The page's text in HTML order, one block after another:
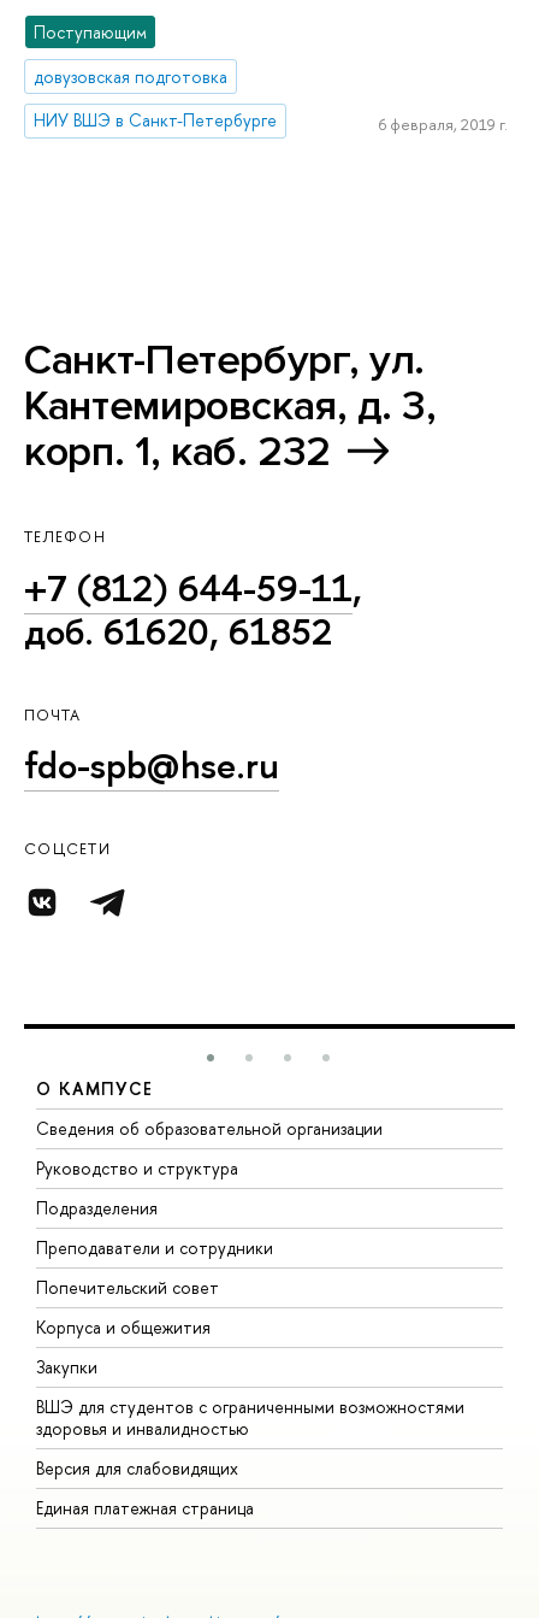
Поступающим
довузовская подготовка
НИУ ВШЭ в Санкт-Петербурге
6 февраля, 2019 г.
Санкт-Петербург, ул.
Кантемировская, д. 3,
корп. 1, каб. 232
ТЕЛЕФОН
+7 (812) 644-59-11,
доб. 61620, 61852
ПОЧТА
fdo-spb@hse.ru
СОЦСЕТИ
О КАМПУСЕ
Сведения об образовательной организации
Руководство и структура
Подразделения
Преподаватели и сотрудники
Попечительский совет
Корпуса и общежития
Закупки
ВШЭ для студентов с ограниченными возможностями
здоровья и инвалидностью
Версия для слабовидящих
Единая платежная страница